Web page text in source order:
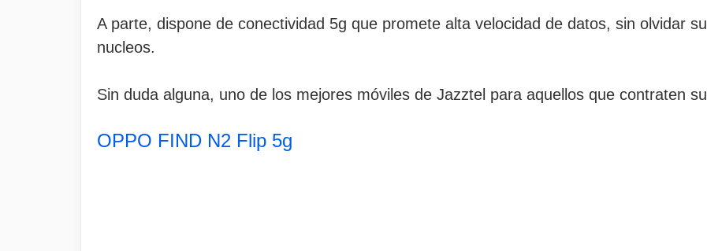
A parte, dispone de conectividad 5g que promete alta velocidad de datos, sin olvidar
nucleos.
Sin duda alguna, uno de los mejores móviles de Jazztel para aquellos que contraten
OPPO FIND N2 Flip 5g